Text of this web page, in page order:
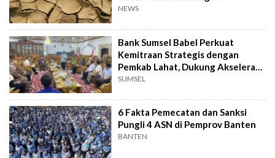
NEWS
Bank Sumsel Babel Perkuat
Kemitraan Strategis dengan
Pemkab Lahat, Dukung Akselerasi
Ekonomi Daerah
SUMSEL
6 Fakta Pemecatan dan Sanksi
Pungli 4 ASN di Pemprov Banten
BANTEN